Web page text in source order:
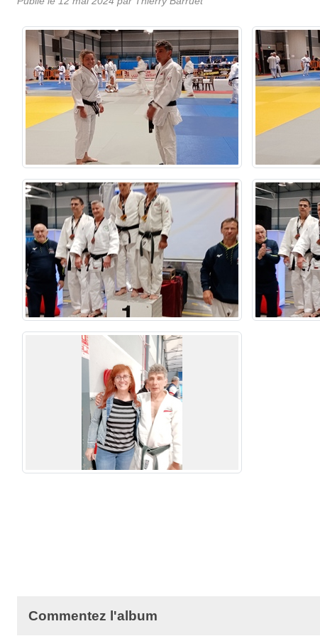
Commentez l'album